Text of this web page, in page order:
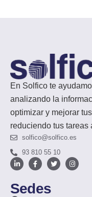
En Solfico te
analizando la
optimizar y mejorar
reduciendo tus tareas
solfico@solfico.es
93 810 55 10
Sedes